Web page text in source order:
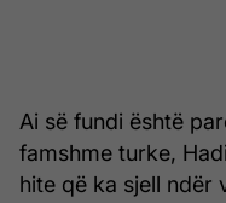
Ai së fundi është
famshme turke,
hite që ka sjell ndër